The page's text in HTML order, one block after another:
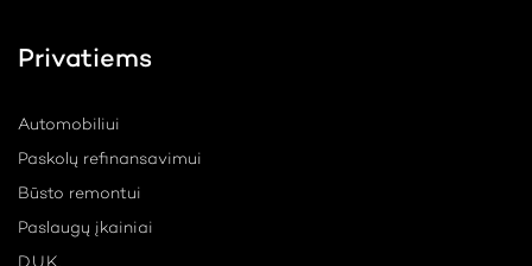
Privatiems
Automobiliui
Paskolų refinansavimui
Būsto remontui
Paslaugų įkainiai